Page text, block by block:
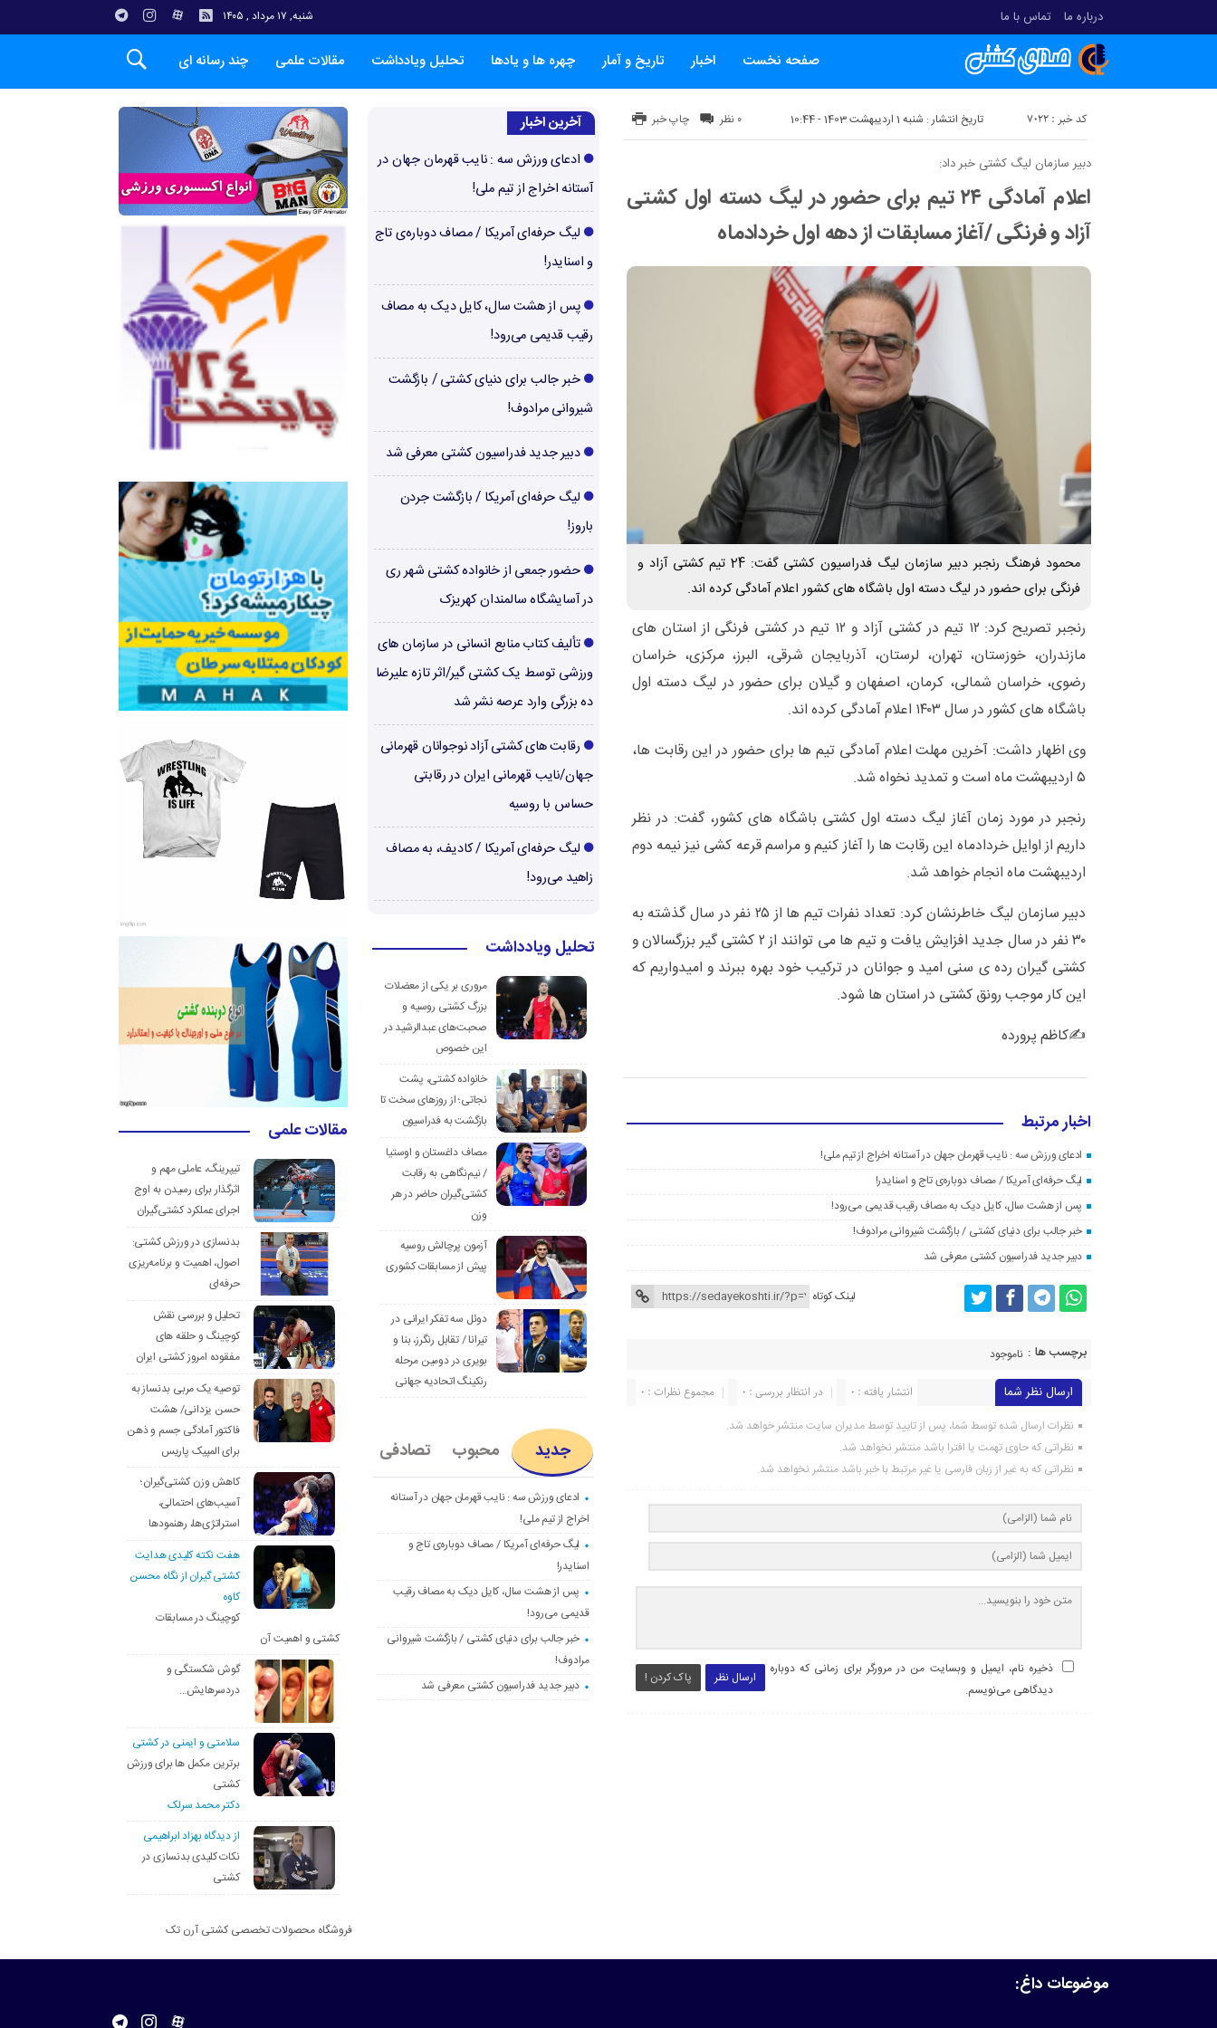
درباره ما تماس با ما شنبه, ۱۷ مرداد , ۱۴۰۵
صفحه نخست اخبار تاریخ و آمار چهره ها و یادها تحلیل ویادداشت مقالات علمی چند رسانه ای
تاریخ انتشار : شنبه 1 اردیبهشت 1403 - 10:44 کد خبر : 7022 چاپ خبر ۰ نظر
دبیر سازمان لیگ کشتی خبر داد:
اعلام آمادگی ۲۴ تیم برای حضور در لیگ دسته اول کشتی
آزاد و فرنگی /آغاز مسابقات از دهه اول خردادماه
محمود فرهنگ رنجبر دبیر سازمان لیگ فدراسیون کشتی گفت: 24 تیم کشتی آزاد و
فرنگی برای حضور در لیگ دسته اول باشگاه های کشور اعلام آمادگی کرده اند.
رنجبر تصریح کرد: ۱۲ تیم در کشتی آزاد و ۱۲ تیم در کشتی فرنگی از استان های
مازندران، خوزستان، تهران، لرستان، آذربایجان شرقی، البرز، مرکزی، خراسان
رضوی، خراسان شمالی، کرمان، اصفهان و گیلان برای حضور در لیگ دسته اول
باشگاه های کشور در سال ۱۴۰۳ اعلام آمادگی کرده اند.
وی اظهار داشت: آخرین مهلت اعلام آمادگی تیم ها برای حضور در این رقابت ها،
۵ اردیبهشت ماه است و تمدید نخواه شد.
رنجبر در مورد زمان آغاز لیگ دسته اول کشتی باشگاه های کشور، گفت: در نظر
داریم از اوایل خردادماه این رقابت ها را آغاز کنیم و مراسم قرعه کشی نیز نیمه دوم
اردیبهشت ماه انجام خواهد شد.
دبیر سازمان لیگ خاطرنشان کرد: تعداد نفرات تیم ها از ۲۵ نفر در سال گذشته به
۳۰ نفر در سال جدید افزایش یافت و تیم ها می توانند از ۲ کشتی گیر بزرگسالان و
کشتی گیران رده ی سنی امید و جوانان در ترکیب خود بهره ببرند و امیدواریم که
این کار موجب رونق کشتی در استان ها شود.
✍کاظم پرورده
اخبار مرتبط
ادعای ورزش سه : نایب قهرمان جهان در آستانه اخراج از تیم ملی!
لیگ حرفه‌ای آمریکا / مصاف دوباره‌ی تاج و اسنایدر!
پس از هشت سال، کایل دیک به مصاف رقیب قدیمی می‌رود!
خبر جالب برای دنیای کشتی / بازگشت شیروانی مرادوف!
دبیر جدید فدراسیون کشتی معرفی شد
لینک کوتاه
برچسب ها : ناموجود
ارسال نظر شما مجموع نظرات : 0 در انتظار بررسی : 0 انتشار یافته : ۰
نظرات ارسال شده توسط شما، پس از تایید توسط مدیران سایت منتشر خواهد شد.
نظراتی که حاوی تهمت یا افترا باشد منتشر نخواهد شد.
نظراتی که به غیر از زبان فارسی یا غیر مرتبط با خبر باشد منتشر نخواهد شد.
ارسال نظر پاک کردن !
ذخیره نام، ایمیل و وبسایت من در مرورگر برای زمانی که دوباره
دیدگاهی می‌نویسم.
آخرین اخبار
ادعای ورزش سه : نایب قهرمان جهان در
آستانه اخراج از تیم ملی!
لیگ حرفه‌ای آمریکا / مصاف دوباره‌ی تاج
و اسنایدر!
پس از هشت سال، کایل دیک به مصاف
رقیب قدیمی می‌رود!
خبر جالب برای دنیای کشتی / بازگشت
شیروانی مرادوف!
دبیر جدید فدراسیون کشتی معرفی شد
لیگ حرفه‌ای آمریکا / بازگشت جردن
باروز!
حضور جمعی از خانواده کشتی شهر ری
در آسایشگاه سالمندان کهریزک
تألیف کتاب منابع انسانی در سازمان های
ورزشی توسط یک کشتی گیر/اثر تازه علیرضا
ده بزرگی وارد عرصه نشر شد
رقابت های کشتی آزاد نوجوانان قهرمانی
جهان/نایب قهرمانی ایران در رقابتی
حساس با روسیه
لیگ حرفه‌ای آمریکا / کادیف، به مصاف
زاهید می‌رود!
تحلیل ویادداشت
مروری بر یکی از معضلات
بزرگ کشتی روسیه و
صحبت‌های عبدالرشید در
این خصوص
خانواده کشتی، پشت
نجاتی؛ از روزهای سخت تا
بازگشت به فدراسیون
مصاف داغستان و اوستیا
/ نیم‌نگاهی به رقابت
کشتی‌گیران حاضر در هر
وزن
آزمون پرچالش روسیه
پیش از مسابقات کشوری
دوئل سه تفکر ایرانی در
تیرانا / تقابل رنگرز، بنا و
بویری در دومین مرحله
رنکینگ اتحادیه جهانی
جدید محبوب تصادفی
ادعای ورزش سه : نایب قهرمان جهان در آستانه
اخراج از تیم ملی!
لیگ حرفه‌ای آمریکا / مصاف دوباره‌ی تاج و
اسنایدر!
پس از هشت سال، کایل دیک به مصاف رقیب
قدیمی می‌رود!
خبر جالب برای دنیای کشتی / بازگشت شیروانی
مرادوف!
دبیر جدید فدراسیون کشتی معرفی شد
مقالات علمی
تیپرینگ، عاملی مهم و
اثرگذار برای رسیدن به اوج
اجرای عملکرد کشتی‌گیران
بدنسازی در ورزش کشتی:
اصول، اهمیت و برنامه‌ریزی
حرفه‌ای
تحلیل و بررسی نقش
کوچینگ و حلقه های
مفقوده امروز کشتی ایران
توصیه یک مربی بدنساز به
حسن یزدانی/ هشت
فاکتور آمادگی جسم و ذهن
برای المپیک پاریس
کاهش وزن کشتی‌گیران؛
آسیب‌های احتمالی،
استراتژی‌ها، رهنمودها
هفت نکته کلیدی هدایت
کشتی گیران از نگاه محسن
کاوه
کوچینگ در مسابقات
کشتی و اهمیت آن
گوش شکستگی و
دردسرهایش…
سلامتی و ایمنی در کشتی
برترین مکمل ها برای ورزش
کشتی
دکتر محمد سرلک
از دیدگاه بهزاد ابراهیمی
نکات کلیدی بدنسازی در
کشتی
فروشگاه محصولات تخصصی کشتی آرن تک
موضوعات داغ: